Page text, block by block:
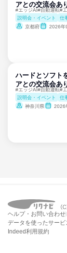
アとの交流会あ
#エッジAI#自動運転#
説明会・イベント
仕
京都府
2026年
ハードとソフト
アとの交流会あ
#エッジAI#自動運転#
説明会・イベント
仕
神奈川県
2026
ヘルプ・お問い合わせ
データを使ったサー
Indeed利用規約